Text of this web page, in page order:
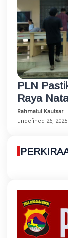
PLN
Raya
Rahmatul Kautsar
undefined 26, 2025